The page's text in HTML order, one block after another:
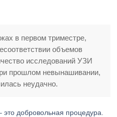
в первом триместре,
объемов
исследований УЗИ
прошлом невынашивании,
неудачно.
добровольная процедура.